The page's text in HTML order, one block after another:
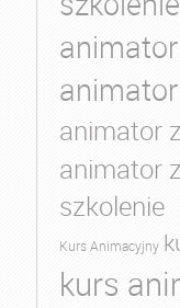
animator
animator
szkolenie
Kurs Animacyjny
kurs